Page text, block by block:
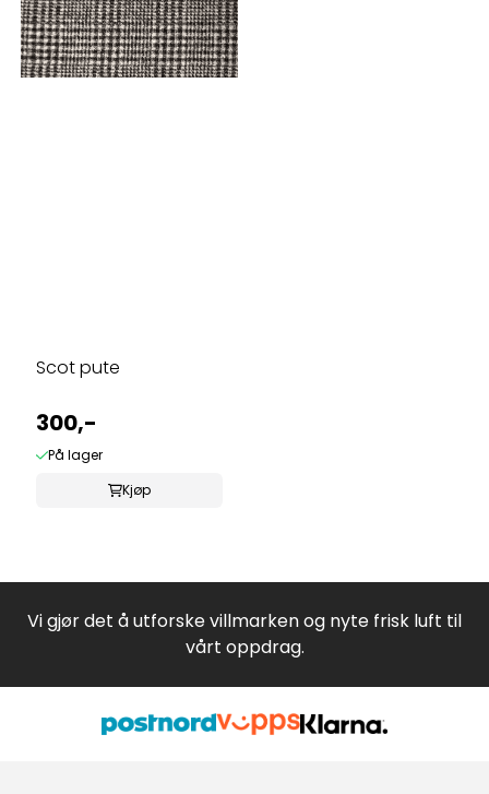
Scot pute
300,-
På lager
Kjøp
Vi gjør det å utforske villmarken og nyte frisk luft til
vårt oppdrag.